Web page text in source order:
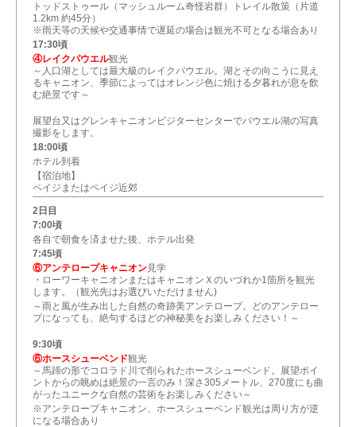
トッドストゥール（マッシュルーム奇怪岩群）トレイル散策（片道
1.2km 約45分）
※雨天等の天候や交通事情で遅延の場合は観光不可となる場合あり
17:30頃
④レイクパウエル観光
～人口湖としては最大級のレイクパウエル。湖とその向こうに見え
るキャニオン、季節によってはオレンジ色に焼ける夕暮れが息を飲
む絶景です～
展望台又はグレンキャニオンビジターセンターでパウエル湖の写真
撮影をします。
18:00頃
ホテル到着
【宿泊地】
ペイジまたはペイジ近郊
2日目
7:00頃
各自で朝食を済ませた後、ホテル出発
7:45頃
⑥アンテロープキャニオン見学
・ローワーキャニオンまたはキャニオンＸのいづれか1箇所を観光
します。（観光先はお選びいただけません)
～雨と風が生み出した自然の奇跡美アンテロープ。どのアンテロー
プになっても、絶句するほどの神秘美をお楽しみください！～
9:30頃
⑥ホースシューベンド観光
～馬蹄の形でコロラド川で削られたホースシューベンド。展望ポイ
ントからの眺めは絶景の一言のみ！深さ305メートル、270度にも曲
がったユニークな自然の芸術をお楽しみください～
※アンテロープキャニオン、ホースシューベンド観光は周り方が逆
になる場合あり